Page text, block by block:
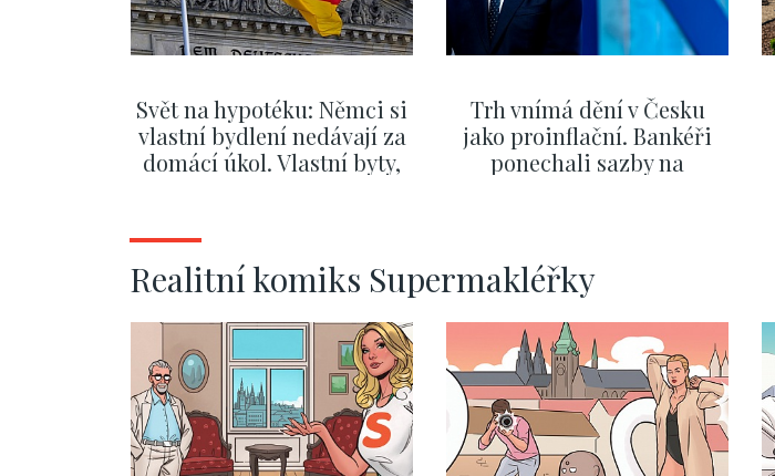
Svět na hypotéku: Němci si
vlastní bydlení nedávají za
domácí úkol. Vlastní byty,
Trh vnímá dění v Česku
jako proinflační. Bankéři
ponechali sazby na
Realitní komiks Supermakléřky